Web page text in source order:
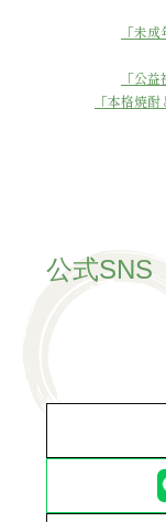
「未
「公
「本格焼
公式SNS